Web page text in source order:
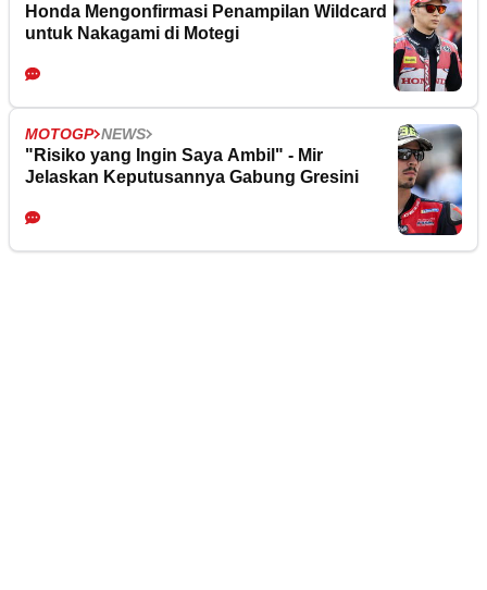
Honda Mengonfirmasi Penampilan Wildcard
untuk Nakagami di Motegi
MOTOGP NEWS
"Risiko yang Ingin Saya Ambil" - Mir
Jelaskan Keputusannya Gabung Gresini